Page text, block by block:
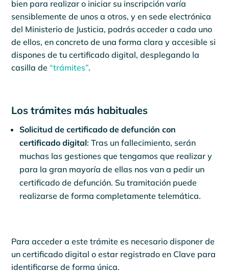
bien para realizar o iniciar su inscripción varía
sensiblemente de unos a otros, y en sede electrónica
del Ministerio de Justicia, podrás acceder a cada uno
de ellos, en concreto de una forma clara y accesible si
dispones de tu certificado digital, desplegando la
casilla de “trámites”.
Los trámites más habituales
Solicitud de certificado de defunción con
certificado digital: Tras un fallecimiento, serán
muchas las gestiones que tengamos que realizar y
para la gran mayoría de ellas nos van a pedir un
certificado de defunción. Su tramitación puede
realizarse de forma completamente telemática.
Para acceder a este trámite es necesario disponer de
un certificado digital o estar registrado en Clave para
identificarse de forma única.​